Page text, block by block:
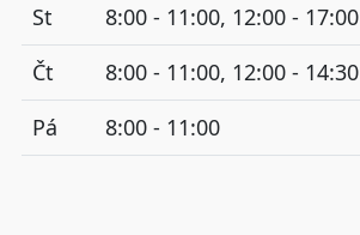
St
8:00 - 11:00, 12:00 - 17:00
Čt
8:00 - 11:00, 12:00 - 14:30
Pá
8:00 - 11:00